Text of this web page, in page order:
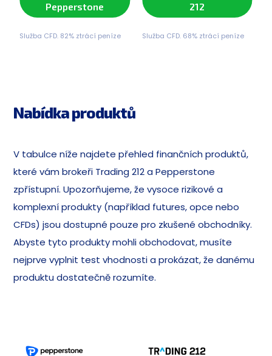
Pepperstone
Služba CFD. 82% ztrácí peníze
212
Služba CFD. 68% ztrácí peníze
Nabídka produktů
V tabulce níže najdete přehled finančních produktů,
které vám brokeři Trading 212 a Pepperstone
zpřístupní. Upozorňujeme, že vysoce rizikové a
komplexní produkty (například futures, opce nebo
CFDs) jsou dostupné pouze pro zkušené obchodníky.
Abyste tyto produkty mohli obchodovat, musíte
nejprve vyplnit test vhodnosti a prokázat, že danému
produktu dostatečně rozumíte.